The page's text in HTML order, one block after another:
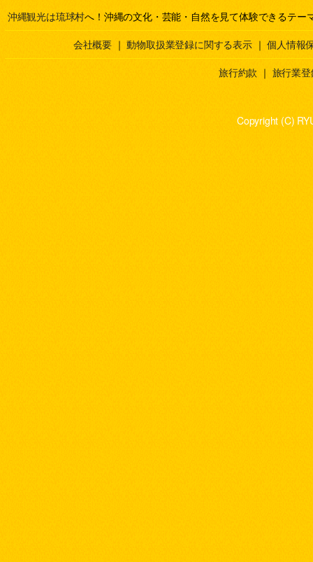
沖縄観光は琉球村へ！沖縄の文化・芸能・自然を見て体験できるテー
会社概要 ｜ 動物取扱業登録に関する表示 ｜ 個人情報
旅行約款 ｜ 旅行業
Copyright (C)